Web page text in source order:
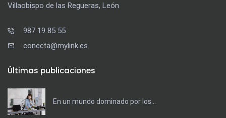
Villaobispo de las Regueras, León
987 19 85 55
conecta@mylink.es
Últimas publicaciones
En un mundo dominado por los...